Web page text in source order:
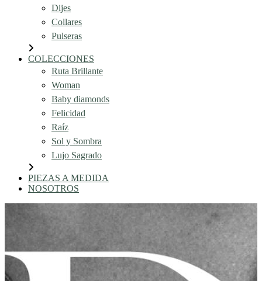
Dijes
Collares
Pulseras
COLECCIONES
Ruta Brillante
Woman
Baby diamonds
Felicidad
Raíz
Sol y Sombra
Lujo Sagrado
PIEZAS A MEDIDA
NOSOTROS